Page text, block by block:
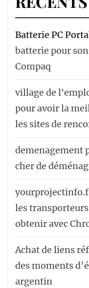
Batterie PC
batterie pour
Compaq
village de
pour avoir la
les sites de
demenagement
cher de
les
obtenir avec
Achat de liens
des moments
argentin